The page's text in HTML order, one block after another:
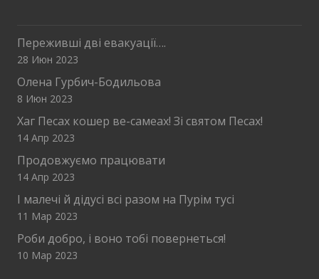
Переживші дві евакуації….
28 Июн 2023
Олена Гурбич-Бодильова
8 Июн 2023
Хаг Песах кошер ве-самеах! Зі святом Песах!
14 Апр 2023
Продовжуємо працювати
14 Апр 2023
І малечі й дідусі всі разом на Пурім тусі
11 Мар 2023
Роби добро, і воно тобі повернеться!
10 Мар 2023